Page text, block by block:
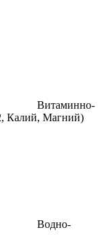
Витаминно-
Калий, Магний)
Водно-